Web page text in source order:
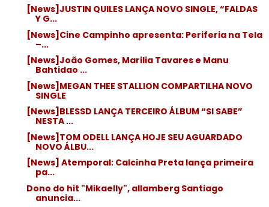
[News]JUSTIN QUILES LANÇA NOVO SINGLE, “FALDAS
Y G...
[News]Cine Campinho apresenta: Periferia na Tela
–...
[News]João Gomes, Marilia Tavares e Manu
Bahtidao ...
[News]MEGAN THEE STALLION COMPARTILHA NOVO
SINGLE
[News]BLESSD LANÇA TERCEIRO ÁLBUM “SI SABE”
NESTA ...
[News]TOM ODELL LANÇA HOJE SEU AGUARDADO
NOVO ÁLBU...
[News] Atemporal: Calcinha Preta lança primeira
pa...
Dono do hit "Mikaelly", allamberg Santiago
anuncia...